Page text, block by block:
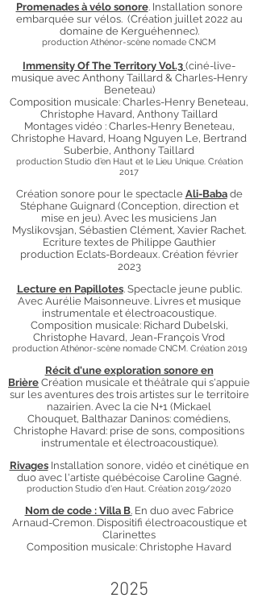
Promenades à vélo sonore. Installation sonore
embarquée sur vélos. (Création juillet 2022 au
domaine de Kerguéhennec).
production Athénor-scène nomade CNCM
Immensity Of The Territory Vol.3 (ciné-live-
musique avec Anthony Taillard & Charles-Henry
Beneteau)
Composition musicale: Charles-Henry Beneteau,
Christophe Havard, Anthony Taillard
Montages vidéo : Charles-Henry Beneteau,
Christophe Havard, Hoang Nguyen Le, Bertrand
Suberbie, Anthony Taillard
production Studio d’en Haut et le Lieu Unique. Création
2017
Création sonore pour le spectacle Ali-Babade
Stéphane Guignard (Conception, direction et
mise en jeu). Avec les musiciens Jan
Myslikovsjan, Sébastien Clément, Xavier Rachet.
Ecriture textes de Philippe Gauthier
production Eclats-Bordeaux. Création février
2023
Lecture en Papillotes. Spectacle jeune public.
Avec Aurélie Maisonneuve. Livres et musique
instrumentale et électroacoustique.
Composition musicale: Richard Dubelski,
Christophe Havard, Jean-François Vrod
production Athénor-scène nomade CNCM. Création 2019
Récit d'une exploration sonore en
Brière Création musicale et théâtrale qui s'appuie
sur les aventures des trois artistes sur le territoire
nazairien. Avec la cie N+1 (Mickael
Chouquet, Balthazar Daninos: comédiens,
Christophe Havard: prise de sons, compositions
instrumentale et électroacoustique).
RivagesInstallation sonore, vidéo et cinétique en
duo avec l'artiste québécoise Caroline Gagné.
production Studio d'en Haut. Création 2019/2020
Nom de code : Villa B.En duo avec Fabrice
Arnaud-Cremon. Dispositifi électroacoustique et
Clarinettes
Composition musicale: Christophe Havard
2025